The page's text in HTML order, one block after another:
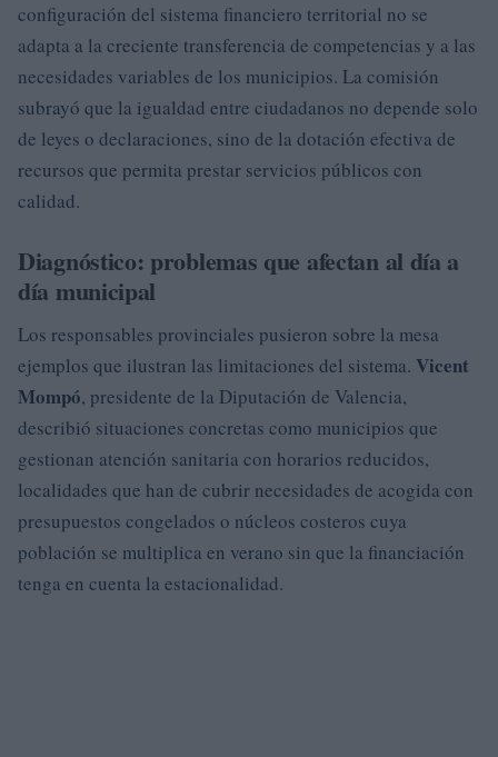
configuración del sistema financiero territorial no se
adapta a la creciente transferencia de competencias y a las
necesidades variables de los municipios. La comisión
subrayó que la igualdad entre ciudadanos no depende solo
de leyes o declaraciones, sino de la dotación efectiva de
recursos que permita prestar servicios públicos con
calidad.
Diagnóstico: problemas que afectan al día a
día municipal
Los responsables provinciales pusieron sobre la mesa
ejemplos que ilustran las limitaciones del sistema. Vicent
Mompó, presidente de la Diputación de Valencia,
describió situaciones concretas como municipios que
gestionan atención sanitaria con horarios reducidos,
localidades que han de cubrir necesidades de acogida con
presupuestos congelados o núcleos costeros cuya
población se multiplica en verano sin que la financiación
tenga en cuenta la estacionalidad.